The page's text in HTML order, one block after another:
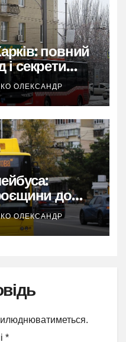
повний
секрети
ОЛЕКСАНДР
до
ОЛЕКСАНДР
*